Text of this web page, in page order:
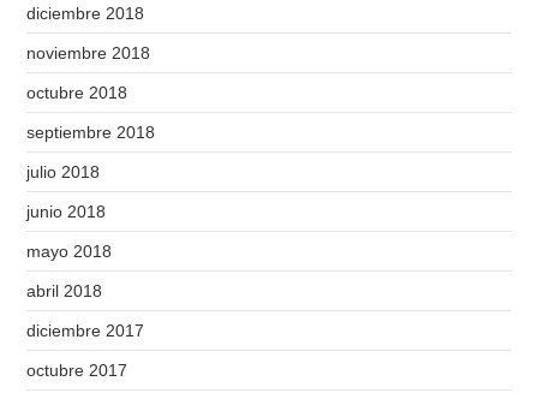
diciembre 2018
noviembre 2018
octubre 2018
septiembre 2018
julio 2018
junio 2018
mayo 2018
abril 2018
diciembre 2017
octubre 2017